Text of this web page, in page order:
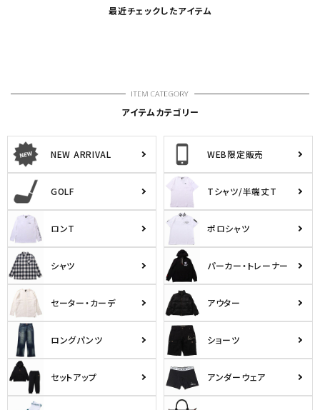
最近チェックしたアイテム
アイテムカテゴリー
NEW ARRIVAL WEB限定販売
GOLF Tシャツ/半端丈T
ロンT ポロシャツ
シャツ パーカー・トレーナー
セーター・カーデ アウター
ロングパンツ ショーツ
セットアップ アンダーウェア